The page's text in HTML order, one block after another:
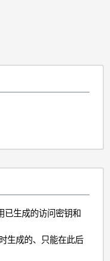
已生成的访问密钥和
生成的、只能在此后